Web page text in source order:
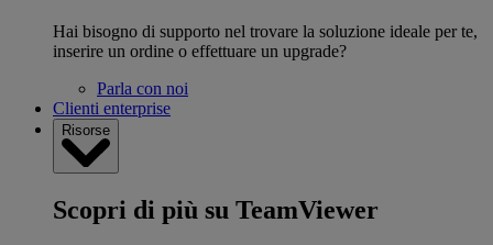
Hai bisogno di supporto nel trovare la soluzione ideale per te,
inserire un ordine o effettuare un upgrade?
Parla con noi
Clienti enterprise
Risorse
Scopri di più su TeamViewer